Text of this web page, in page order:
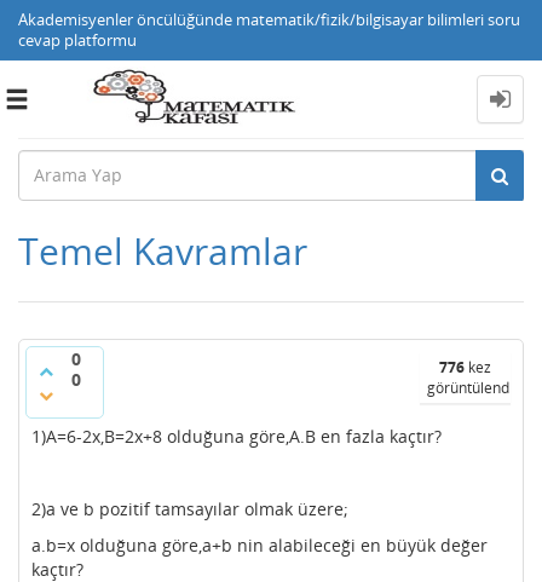
Akademisyenler öncülüğünde matematik/fizik/bilgisayar bilimleri soru
cevap platformu
Toggle
Temel Kavramlar
0
0
776 kez
görüntülendi
1)A=6-2x,B=2x+8 olduğuna göre,A.B en fazla kaçtır?
2)a ve b pozitif tamsayılar olmak üzere;
a.b=x olduğuna göre,a+b nin alabileceği en büyük değer
kaçtır?